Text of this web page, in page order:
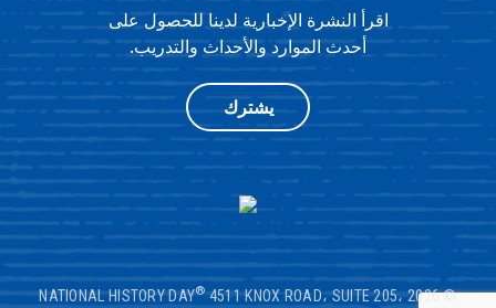
اقرأ النشرة الإخبارية لدينا للحصول على
أحدث الموارد والأحداث والتدريب.
يشترك
© 2026 NATIONAL HISTORY DAY
® 4511 KNOX ROAD، SUITE 205،